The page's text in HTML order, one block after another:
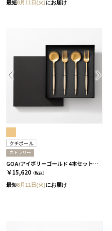
最短8月11日(火)にお届け
クチポール
カトラリー
GOA/アイボリーゴールド 4本セット［クチポール］
￥15,620 （税込）
最短8月11日(火)にお届け